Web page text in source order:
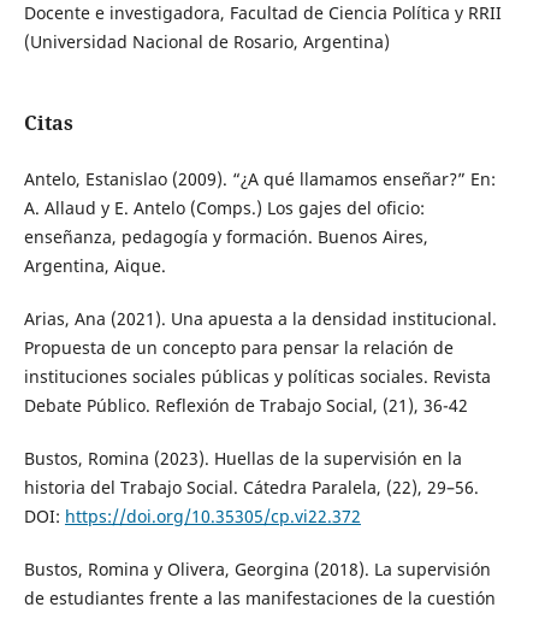
Docente e investigadora, Facultad de Ciencia Política y RRII
(Universidad Nacional de Rosario, Argentina)
Citas
Antelo, Estanislao (2009). “¿A qué llamamos enseñar?” En:
A. Allaud y E. Antelo (Comps.) Los gajes del oficio:
enseñanza, pedagogía y formación. Buenos Aires,
Argentina, Aique.
Arias, Ana (2021). Una apuesta a la densidad institucional.
Propuesta de un concepto para pensar la relación de
instituciones sociales públicas y políticas sociales. Revista
Debate Público. Reflexión de Trabajo Social, (21), 36-42
Bustos, Romina (2023). Huellas de la supervisión en la
historia del Trabajo Social. Cátedra Paralela, (22), 29–56.
DOI: https://doi.org/10.35305/cp.vi22.372
Bustos, Romina y Olivera, Georgina (2018). La supervisión
de estudiantes frente a las manifestaciones de la cuestión